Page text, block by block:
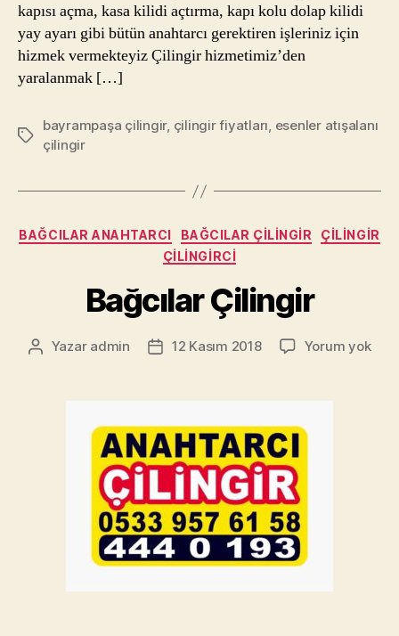
kapısı açma, kasa kilidi açtırma, kapı kolu dolap kilidi
yay ayarı gibi bütün anahtarcı gerektiren işleriniz için
hizmek vermekteyiz Çilingir hizmetimiz’den
yaralanmak […]
Etiketler
bayrampaşa çilingir, çilingir fiyatları, esenler atışalanı
çilingir
Kategoriler
BAĞCILAR ANAHTARCI BAĞCILAR ÇILINGIR
ÇILINGIR
ÇILINGIRCI
Bağcılar Çilingir
Yazının
Yazar admin
Yazı12 Kasım 2018 Yorum yok